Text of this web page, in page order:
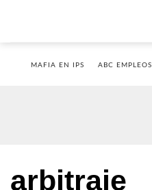
MAFIA EN IPS ABC EMPLEOS
arbitraje